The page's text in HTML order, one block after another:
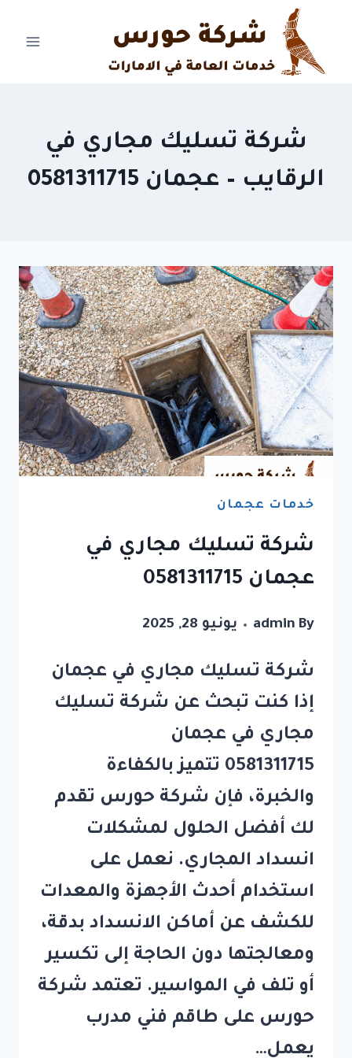
content
شركة تسليك مجاري في
الرقايب – عجمان 0581311715
خدمات عجمان
شركة تسليك مجاري في
عجمان 0581311715
By
admin يونيو 28, 2025
شركة تسليك مجاري في عجمان
إذا كنت تبحث عن شركة تسليك
مجاري في عجمان
0581311715 تتميز بالكفاءة
والخبرة، فإن شركة حورس تقدم
لك أفضل الحلول لمشكلات
انسداد المجاري. نعمل على
استخدام أحدث الأجهزة والمعدات
للكشف عن أماكن الانسداد بدقة،
ومعالجتها دون الحاجة إلى تكسير
أو تلف في المواسير. تعتمد شركة
حورس على طاقم فني مدرب
يعمل…